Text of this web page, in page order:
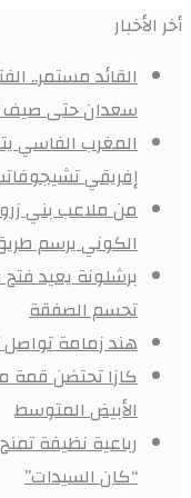
أخر الأخبار
القائد مستمر..
سعدان حتى صيف 2027
المغرب الفاسي
إفريقي
من ملاعب بني
الكوني يرسم
تحسم الصفقة
هند زمامة
كازا تحتضن قمة
الأبيض المتوسط
رباعية نظيفة
“كان السيدات”